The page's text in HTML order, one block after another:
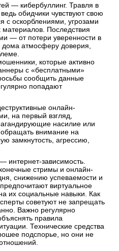
— кибербуллинг. Травля в
обидчики чувствуют свою
с оскорблениями, угрозами
Последствия
— от потери уверенности в
дома атмосферу доверия,
которые активно
с «бесплатными»
сообщить данные
попадают
онлайн-
на первый взгляд,
насилие или
внимание на
замкнутость, агрессию,
интернет-зависимость.
стримы и онлайн-
снижению успеваемости и
виртуальное
их социальные навыки. Как
советуют не запрещать
Важно регулярно
правила
Технические средства
подспорье, но они не